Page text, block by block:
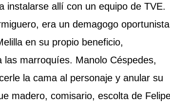
instalarse allí con un equipo de TVE.
era un demagogo oportunista
en su propio beneficio,
marroquíes. Manolo Céspedes,
la cama al personaje y anular su
madero, comisario, escolta de